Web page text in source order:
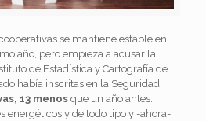
se mantiene estable en
año, pero empieza a acusar la
de Estadística y Cartografía de
había inscritas en la Seguridad
13 menosque un año antes.
energéticos y de todo tipo y -ahora-